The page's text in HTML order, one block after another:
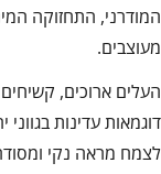
המודרני, התחזוקה
מעוצבים.
העלים ארוכים, קשיחים
דוגמאות עדינות
לצמח מראה נקי